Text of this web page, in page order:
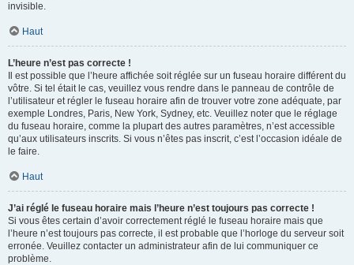
invisible.
Haut
L’heure n’est pas correcte !
Il est possible que l’heure affichée soit réglée sur un fuseau horaire différent du
vôtre. Si tel était le cas, veuillez vous rendre dans le panneau de contrôle de
l’utilisateur et régler le fuseau horaire afin de trouver votre zone adéquate, par
exemple Londres, Paris, New York, Sydney, etc. Veuillez noter que le réglage
du fuseau horaire, comme la plupart des autres paramètres, n’est accessible
qu’aux utilisateurs inscrits. Si vous n’êtes pas inscrit, c’est l’occasion idéale de
le faire.
Haut
J’ai réglé le fuseau horaire mais l’heure n’est toujours pas correcte !
Si vous êtes certain d’avoir correctement réglé le fuseau horaire mais que
l’heure n’est toujours pas correcte, il est probable que l’horloge du serveur soit
erronée. Veuillez contacter un administrateur afin de lui communiquer ce
problème.